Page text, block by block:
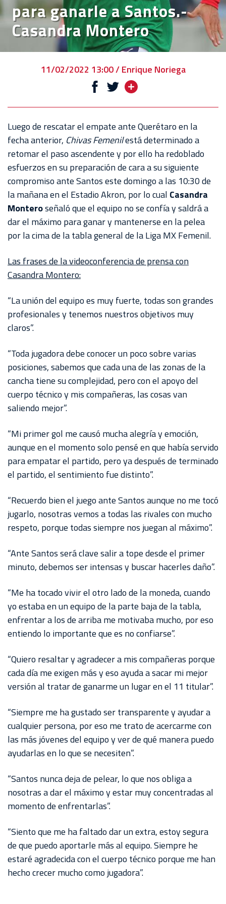
VENTA
DE
BOLETOS
CHIVABONOS
REBAÑO
CHIVAS
TIENDA
CHIVAS
CHIVASTV
ESTADIO
AKRON
TOUR
ESTADIO
para ganarle a Santos.-
Casandra Montero
11/02/2022 13:00 / Enrique Noriega
Luego de rescatar el empate ante Querétaro en la
fecha anterior, Chivas Femenilestá determinado a
retomar el paso ascendente y por ello ha redoblado
esfuerzos en su preparación de cara a su siguiente
compromiso ante Santos este domingo a las 10:30 de
la mañana en el Estadio Akron, por lo cual Casandra
Monteroseñaló que el equipo no se confía y saldrá a
dar el máximo para ganar y mantenerse en la pelea
por la cima de la tabla general de la Liga MX Femenil.
Las frases de la videoconferencia de prensa con
Casandra Montero:
“La unión del equipo es muy fuerte, todas son grandes
profesionales y tenemos nuestros objetivos muy
claros”.
“Toda jugadora debe conocer un poco sobre varias
posiciones, sabemos que cada una de las zonas de la
cancha tiene su complejidad, pero con el apoyo del
cuerpo técnico y mis compañeras, las cosas van
saliendo mejor”.
“Mi primer gol me causó mucha alegría y emoción,
aunque en el momento solo pensé en que había servido
para empatar el partido, pero ya después de terminado
el partido, el sentimiento fue distinto”.
“Recuerdo bien el juego ante Santos aunque no me tocó
jugarlo, nosotras vemos a todas las rivales con mucho
respeto, porque todas siempre nos juegan al máximo”.
“Ante Santos será clave salir a tope desde el primer
minuto, debemos ser intensas y buscar hacerles daño”.
“Me ha tocado vivir el otro lado de la moneda, cuando
yo estaba en un equipo de la parte baja de la tabla,
enfrentar a los de arriba me motivaba mucho, por eso
entiendo lo importante que es no confiarse”.
“Quiero resaltar y agradecer a mis compañeras porque
cada día me exigen más y eso ayuda a sacar mi mejor
versión al tratar de ganarme un lugar en el 11 titular”.
“Siempre me ha gustado ser transparente y ayudar a
cualquier persona, por eso me trato de acercarme con
las más jóvenes del equipo y ver de qué manera puedo
ayudarlas en lo que se necesiten”.
“Santos nunca deja de pelear, lo que nos obliga a
nosotras a dar el máximo y estar muy concentradas al
momento de enfrentarlas”.
“Siento que me ha faltado dar un extra, estoy segura
de que puedo aportarle más al equipo. Siempre he
estaré agradecida con el cuerpo técnico porque me han
hecho crecer mucho como jugadora”.